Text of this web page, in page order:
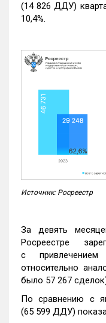
(14 826 ДДУ)
10,4%.
Источник: Росреестр
За девять
Росреестре
с
относительно
было 57 267
По сравнению с
(65 599 ДДУ)